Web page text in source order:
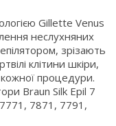
Gillette Venus
неслухняних
зрізають
клітини шкіри,
кожної процедури.
Braun Silk Epil 7
7871, 7791,